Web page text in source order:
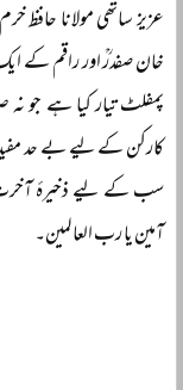
عزیز ساتھی مولانا حافظ
خان صفدرؒ اور راقم کے
پمفلٹ تیار کیا ہے جو نہ
کارکن کے لیے بے حد
سب کے لیے ذخیرۂ
آمین یا رب العالمین۔